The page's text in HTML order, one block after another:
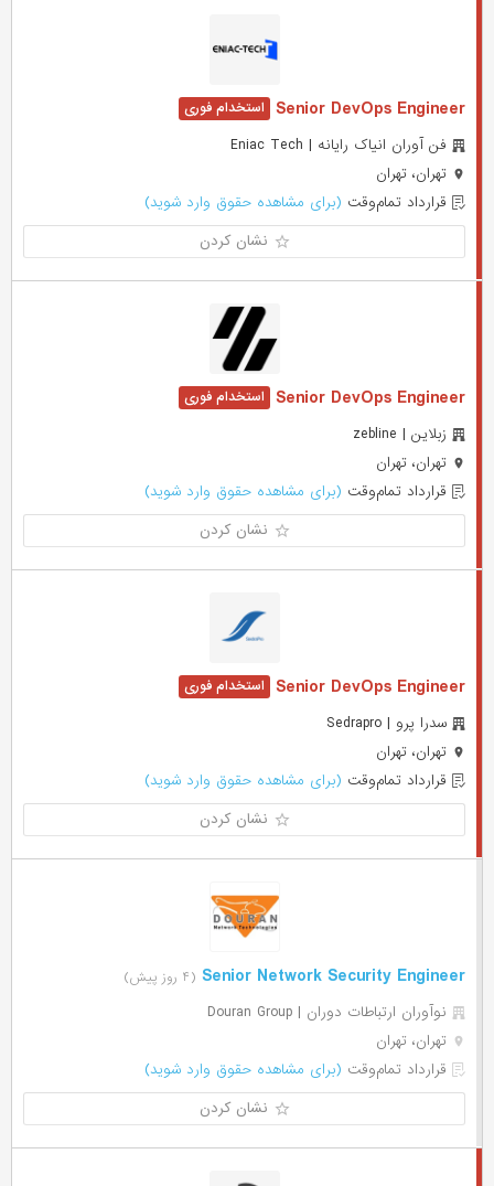
Senior DevOps Engineer
فن آوران انیاک رایانه | Eniac Tech
تهران، تهران
قرارداد تمام‌وقت (برای مشاهده حقوق وارد شوید)
نشان کردن
Senior DevOps Engineer
زبلاین | zebline
تهران، تهران
قرارداد تمام‌وقت (برای مشاهده حقوق وارد شوید)
نشان کردن
Senior DevOps Engineer
سدرا پرو | Sedrapro
تهران، تهران
قرارداد تمام‌وقت (برای مشاهده حقوق وارد شوید)
نشان کردن
Senior Network Security Engineer (۴ روز پیش)
نوآوران ارتباطات دوران | Douran Group
تهران، تهران
قرارداد تمام‌وقت (برای مشاهده حقوق وارد شوید)
نشان کردن